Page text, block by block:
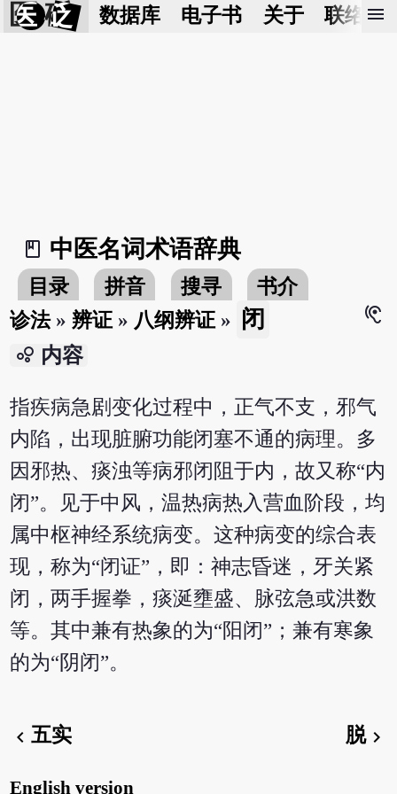
医 砭 数据库 电子书 关于 联络我
menu
book_2
中医名词术语辞典
目录 拼音 搜寻
书介
诊法» 辨证 » 八纲辨证 » 闭
hearing
bubble_chart 内容
指疾病急剧变化过程中，正气不支，邪气
内陷，出现脏腑功能闭塞不通的病理。多
因邪热、痰浊等病邪闭阻于内，故又称“内
闭”。见于中风，温热病热入营血阶段，均
属中枢神经系统病变。这种病变的综合表
现，称为“闭证”，即：神志昏迷，牙关紧
闭，两手握拳，痰涎壅盛、脉弦急或洪数
等。其中兼有热象的为“阳闭”；兼有寒象
的为“阴闭”。
chevron_left五实 脱chevron_right
English version